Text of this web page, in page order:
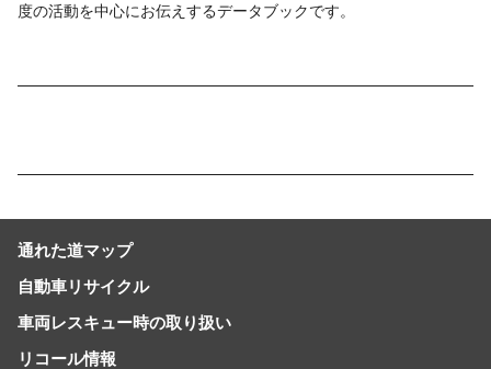
度の活動を中心にお伝えするデータブックです。
通れた道マップ
自動車リサイクル
車両レスキュー時の取り扱い
リコール情報